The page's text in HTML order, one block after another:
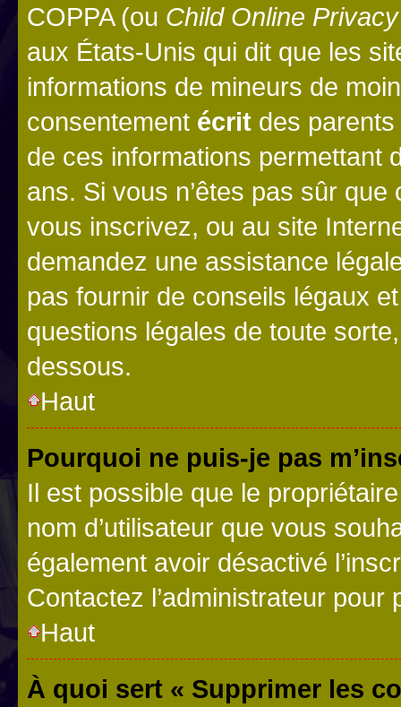
COPPA (ou Child Online
aux États-Unis qui dit que les
informations de mineurs de
consentement écrit des parents
de ces informations permettant
ans. Si vous n’êtes pas sûr
vous inscrivez, ou au site
demandez une assistance
pas fournir de conseils légaux
questions légales de toute
dessous.
Haut
Pourquoi ne puis-je pas
Il est possible que le
nom d’utilisateur que vous
également avoir désactivé
Contactez l’administrateur
Haut
À quoi sert « Supprimer les